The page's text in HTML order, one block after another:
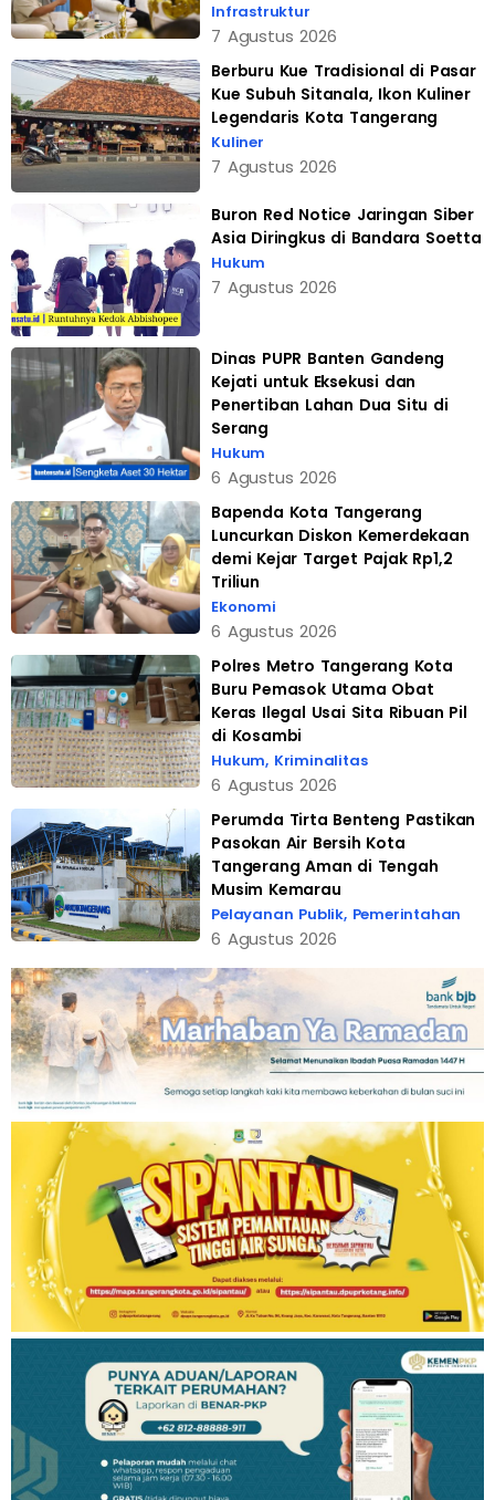
Infrastruktur
7 Agustus 2026
Berburu Kue Tradisional di Pasar
Kue Subuh Sitanala, Ikon Kuliner
Legendaris Kota Tangerang
Kuliner
7 Agustus 2026
Buron Red Notice Jaringan Siber
Asia Diringkus di Bandara Soetta
Hukum
7 Agustus 2026
Dinas PUPR Banten Gandeng
Kejati untuk Eksekusi dan
Penertiban Lahan Dua Situ di
Serang
Hukum
6 Agustus 2026
Bapenda Kota Tangerang
Luncurkan Diskon Kemerdekaan
demi Kejar Target Pajak Rp1,2
Triliun
Ekonomi
6 Agustus 2026
Polres Metro Tangerang Kota
Buru Pemasok Utama Obat
Keras Ilegal Usai Sita Ribuan Pil
di Kosambi
Hukum, Kriminalitas
6 Agustus 2026
Perumda Tirta Benteng Pastikan
Pasokan Air Bersih Kota
Tangerang Aman di Tengah
Musim Kemarau
Pelayanan Publik, Pemerintahan
6 Agustus 2026